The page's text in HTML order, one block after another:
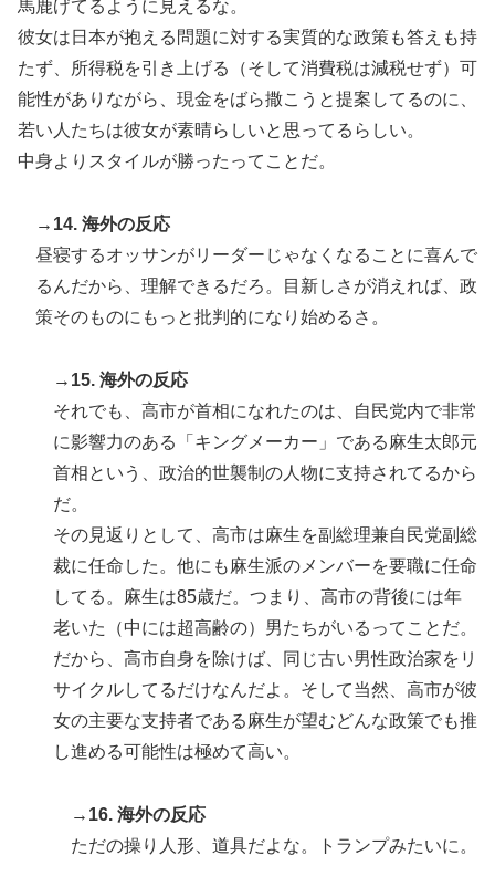
馬鹿げてるように見えるな。
彼女は日本が抱える問題に対する実質的な政策も答えも持
たず、所得税を引き上げる（そして消費税は減税せず）可
能性がありながら、現金をばら撒こうと提案してるのに、
若い人たちは彼女が素晴らしいと思ってるらしい。
中身よりスタイルが勝ったってことだ。
→14. 海外の反応
昼寝するオッサンがリーダーじゃなくなることに喜んで
るんだから、理解できるだろ。目新しさが消えれば、政
策そのものにもっと批判的になり始めるさ。
→15. 海外の反応
それでも、高市が首相になれたのは、自民党内で非常
に影響力のある「キングメーカー」である麻生太郎元
首相という、政治的世襲制の人物に支持されてるから
だ。
その見返りとして、高市は麻生を副総理兼自民党副総
裁に任命した。他にも麻生派のメンバーを要職に任命
してる。麻生は85歳だ。つまり、高市の背後には年
老いた（中には超高齢の）男たちがいるってことだ。
だから、高市自身を除けば、同じ古い男性政治家をリ
サイクルしてるだけなんだよ。そして当然、高市が彼
女の主要な支持者である麻生が望むどんな政策でも推
し進める可能性は極めて高い。
→16. 海外の反応
ただの操り人形、道具だよな。トランプみたいに。